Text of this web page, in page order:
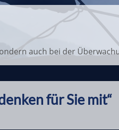
auch bei der
für Sie mit“